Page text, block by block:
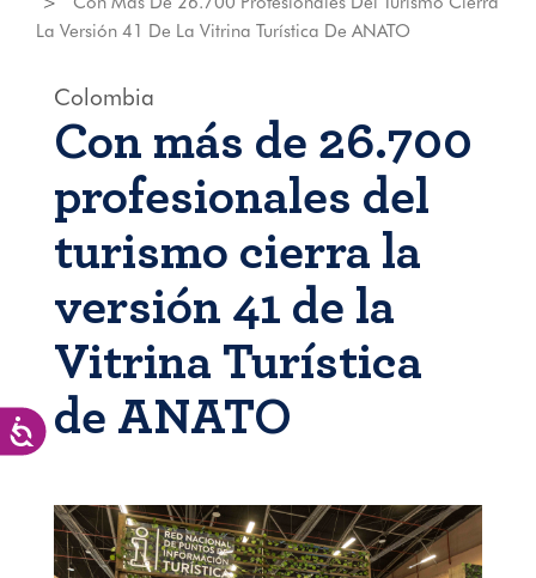
Accesibilidad
La Versión 41 De La Vitrina Turística De ANATO
Colombia
Con más de 26.700
profesionales del
turismo cierra la
versión 41 de la
Vitrina Turística
de ANATO